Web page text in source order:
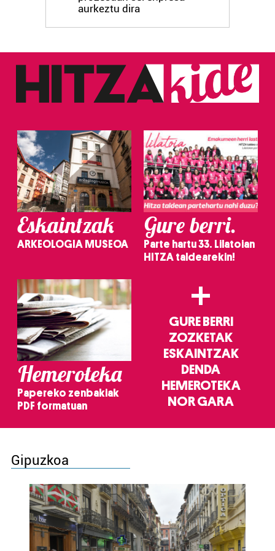
fitxategiak erabiltzen ditu. Zure esperientzia eta
irakurri
aurkeztu dira
Eskaintzak
ARKEOLOGIA MUSEOA
Gure berri.
Parte hartu 33. Lilatoian
HITZA taldearekin!
Hemeroteka
Papereko zenbakiak
PDF formatuan
+
GURE BERRI
ZOZKETAK
ESKAINTZAK
DENDA
HEMEROTEKA
NOR GARA
Gipuzkoa